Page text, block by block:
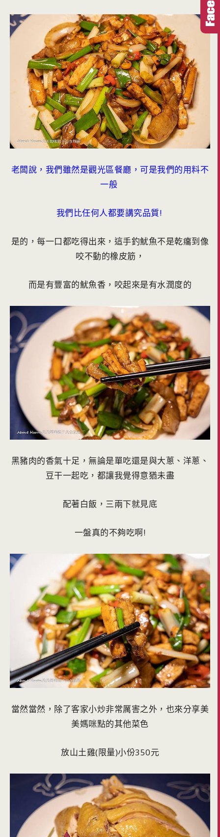
老闆說，我們雖然是觀光區餐廳，可是我們的用料不
一般
我們比任何人都要講究品質!
是的，每一口都吃得出來，這手釣魷魚不是乾癟到像
咬不動的橡皮筋，
而是有豐富的魷魚香，咬起來是有水潤度的
黑豬肉的香氣十足，無論是單吃還是與大蔥、洋蔥、
豆干一起吃，都讓我覺得意猶未盡
配著白飯，三兩下就見底
一盤真的不夠吃啊!
當然當然，除了客家小炒非常厲害之外，也來分享美
美媽咪點的其他菜色
放山土雞(限量)小份350元